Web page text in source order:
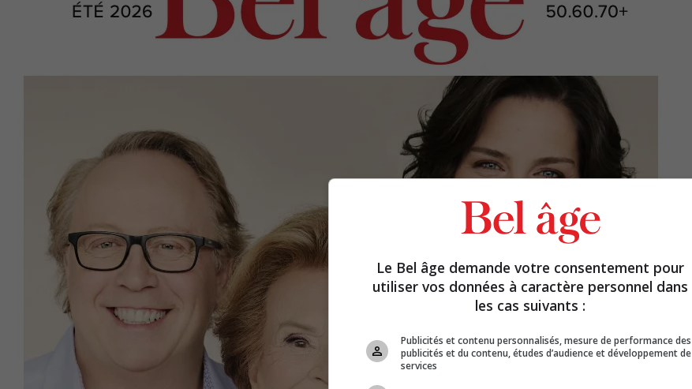
Le Bel âge demande votre consentement pour
utiliser vos données à caractère personnel dans
les cas suivants :
Publicités et contenu personnalisés, mesure de performance des
publicités et du contenu, études d’audience et développement de
services